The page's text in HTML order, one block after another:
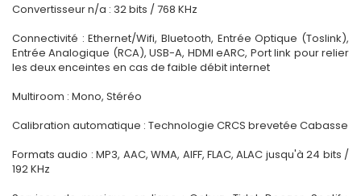
Convertisseur n/a : 32 bits / 768 KHz
Connectivité : Ethernet/Wifi, Bluetooth, Entrée Optique (Toslink),
Entrée Analogique (RCA), USB-A, HDMI eARC, Port link pour relier
les deux enceintes en cas de faible débit internet
Multiroom : Mono, Stéréo
Calibration automatique : Technologie CRCS brevetée Cabasse
Formats audio : MP3, AAC, WMA, AIFF, FLAC, ALAC jusqu'à 24 bits /
192 KHz